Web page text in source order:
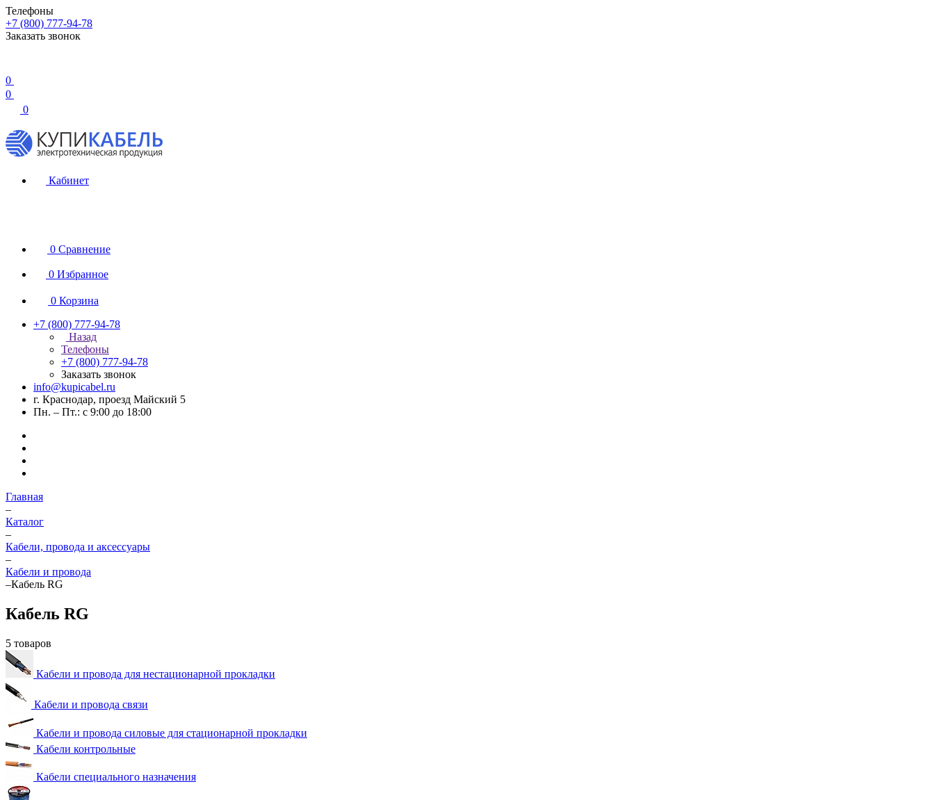
Телефоны
+7 (800) 777-94-78
Заказать звонок
0
0
0
Кабинет
0 Сравнение
0 Избранное
0 Корзина
+7 (800) 777-94-78
Назад
Телефоны
+7 (800) 777-94-78
Заказать звонок
info@kupicabel.ru
г. Краснодар, проезд Майский 5
Пн. – Пт.: с 9:00 до 18:00
Главная
–
Каталог
–
Кабели, провода и аксессуары
–
Кабели и провода
–Кабель RG
Кабель RG
5 товаров
Кабели и провода для нестационарной прокладки
Кабели и провода связи
Кабели и провода силовые для стационарной прокладки
Кабели контрольные
Кабели специального назначения